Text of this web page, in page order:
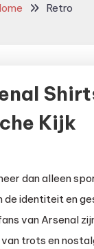
Retro
Kijk
dan alleen
identiteit en
van Arsenal
trots en